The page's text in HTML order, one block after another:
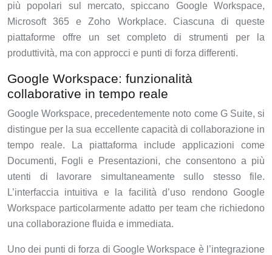
più popolari sul mercato, spiccano Google Workspace,
Microsoft 365 e Zoho Workplace. Ciascuna di queste
piattaforme offre un set completo di strumenti per la
produttività, ma con approcci e punti di forza differenti.
Google Workspace: funzionalità
collaborative in tempo reale
Google Workspace, precedentemente noto come G Suite, si
distingue per la sua eccellente capacità di collaborazione in
tempo reale. La piattaforma include applicazioni come
Documenti, Fogli e Presentazioni, che consentono a più
utenti di lavorare simultaneamente sullo stesso file.
L’interfaccia intuitiva e la facilità d’uso rendono Google
Workspace particolarmente adatto per team che richiedono
una collaborazione fluida e immediata.
Uno dei punti di forza di Google Workspace è l’integrazione